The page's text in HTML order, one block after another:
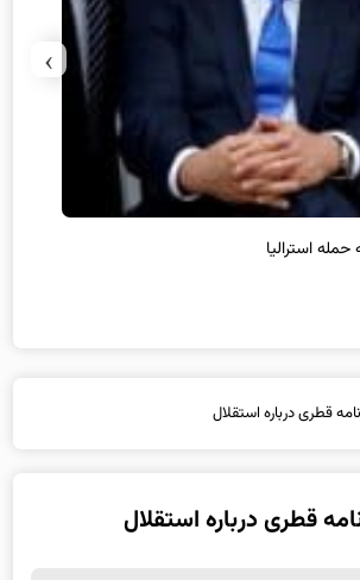
استرالیا
›
قطری درباره استقلال
قطری درباره استقلال